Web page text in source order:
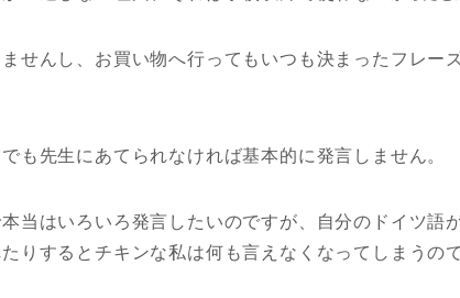
せんし、お買い物へ行ってもいつも決まったフレー
も先生にあてられなければ基本的に発言しません。
当はいろいろ発言したいのですが、自分のドイツ語
りするとチキンな私は何も言えなくなってしまうの